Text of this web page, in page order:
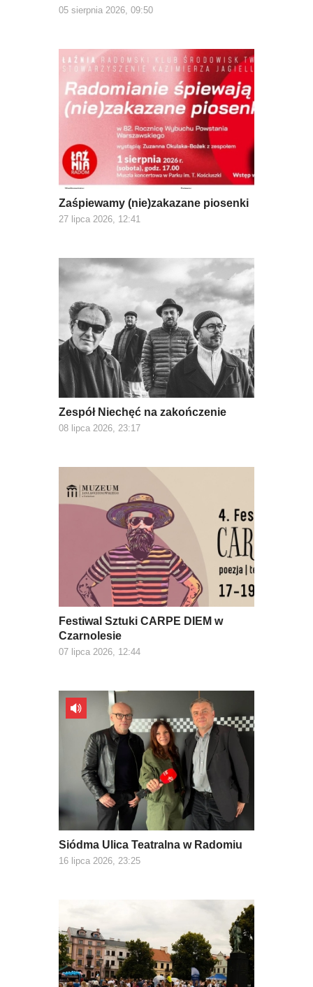
05 sierpnia 2026, 09:50
Zaśpiewamy (nie)zakazane piosenki
27 lipca 2026, 12:41
Zespół Niechęć na zakończenie
08 lipca 2026, 23:17
Festiwal Sztuki CARPE DIEM w
Czarnolesie
07 lipca 2026, 12:44
Siódma Ulica Teatralna w Radomiu
16 lipca 2026, 23:25